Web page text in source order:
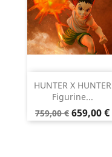
HUNTER X HUNTER
Figurine...
Prix
de
759,00 € Prix
659,00 €